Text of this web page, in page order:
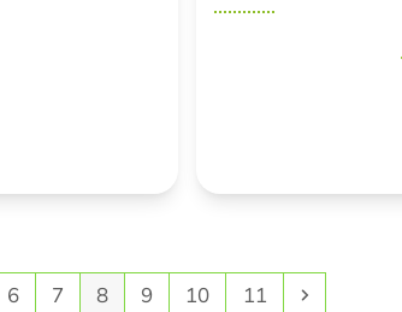
Pagina
6 Pagina
7 Pagina
8 Pagina
9 Pagina
10 Pagina
11 Successivo